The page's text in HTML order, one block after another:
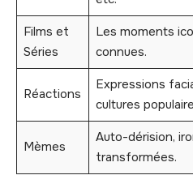
Films et
Séries
Les moments
connues.
Réactions
Expressions
cultures
Mèmes
Auto-dérision,
transformées.